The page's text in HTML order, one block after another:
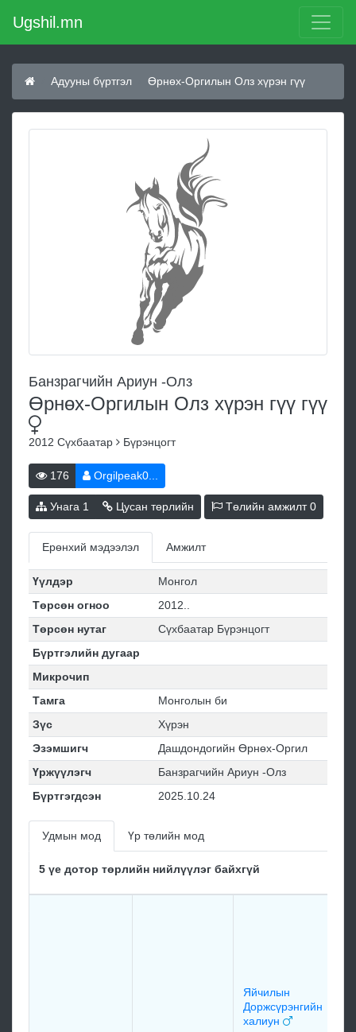
Ugshil.mn
Адууны бүртгэл Өрнөх-Оргилын Олз хүрэн гүү
Банзрагчийн Ариун -Олз
Өрнөх-Оргилын Олз хүрэн гүү гүү
2012 Сүхбаатар Бүрэнцогт
176 Orgilpeak0...
Унага 1 Цусан төрлийн Төлийн амжилт0
Ерөнхий мэдээлэл Амжилт
Үүлдэр
Монгол
Төрсөн огноо
2012..
Төрсөн нутаг
Сүхбаатар Бүрэнцогт
Бүртгэлийн дугаар
Микрочип
Тамга
Монголын би
Зүс
Хүрэн
Эзэмшигч
Дашдондогийн Өрнөх-Оргил
Үржүүлэгч
Банзрагчийн Ариун -Олз
Бүртгэгдсэн
2025.10.24
Удмын мод Үр төлийн мод
5 үе дотор төрлийн нийлүүлэг байхгүй
Яйчилын
Доржсүрэнгийн
халиун